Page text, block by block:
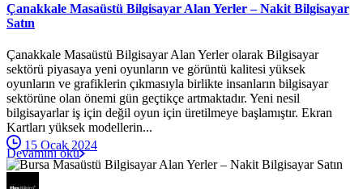
Çanakkale Masaüstü Bilgisayar Alan Yerler – Nakit Bilgisayar
Satın
Çanakkale Masaüstü Bilgisayar Alan Yerler olarak Bilgisayar
sektörü piyasaya yeni oyunların ve görüntü kalitesi yüksek
oyunların ve grafiklerin çıkmasıyla birlikte insanların bilgisayar
sektörüne olan önemi gün geçtikçe artmaktadır. Yeni nesil
bilgisayarlar iş için değil oyun için üretilmeye başlamıştır. Ekran
Kartları yüksek modellerin...
15 Ocak 2024
Devamını oku